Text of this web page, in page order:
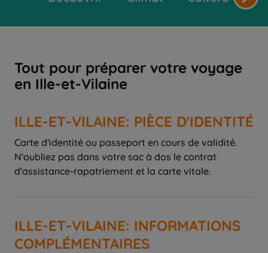
Tout pour préparer votre voyage
en Ille-et-Vilaine
ILLE-ET-VILAINE: PIÈCE D'IDENTITÉ
Carte d'identité ou passeport en cours de validité.
N'oubliez pas dans votre sac à dos le contrat
d'assistance-rapatriement et la carte vitale.
ILLE-ET-VILAINE: INFORMATIONS
COMPLÉMENTAIRES